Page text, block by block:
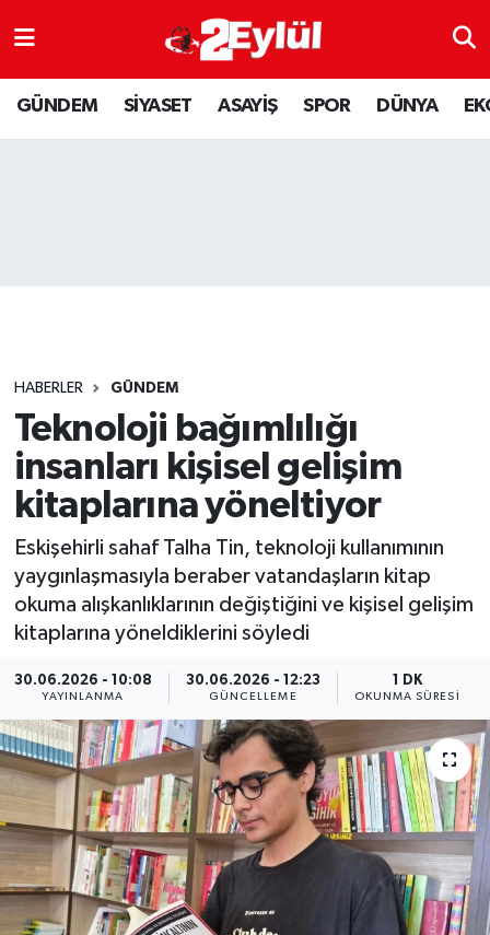
GÜNDEM SİYASET ASAYİŞ SPOR DÜNYA
HABERLER GÜNDEM
Teknoloji bağımlılığı
insanları kişisel gelişim
kitaplarına yöneltiyor
Eskişehirli sahaf Talha Tin, teknoloji kullanımının
yaygınlaşmasıyla beraber vatandaşların kitap
okuma alışkanlıklarının değiştiğini ve kişisel gelişim
kitaplarına yöneldiklerini söyledi
30.06.2026 - 10:08
YAYINLANMA
30.06.2026 - 12:23
GÜNCELLEME
1 DK
OKUNMA SÜRESI
ASAYİŞ
DÜNYA
SPOR
YAŞAM
Nöbetçi Eczaneler
Hava Durumu
Son Dakika Haberleri
Haber Arşivi